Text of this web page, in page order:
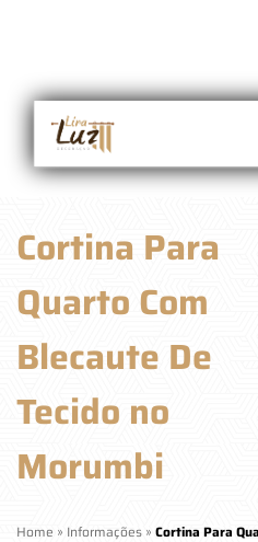
Cortina Para
Quarto Com
Blecaute De
Tecido no
Morumbi
Home » Informações » Cortina Para